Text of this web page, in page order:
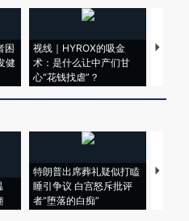
困
健
视线｜HYROX的吸金
术：是什么让中产们甘
心“花钱找虐”？
马航
粒摇
特朗普出席葬礼疑似打瞌
睡引争议 白宫怒斥批评
者“堕落的白痴”
视线
97个